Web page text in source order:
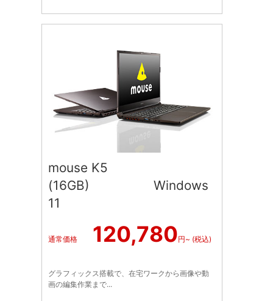
mouse K5
(16GB) Windows
11
通常価格 120,780円~ (税込)
グラフィックス搭載で、在宅ワークから画像や動
画の編集作業まで...